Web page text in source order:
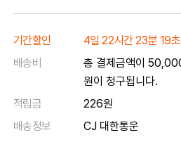
기간할인
4일 22시간 23분 19초
배송비
총 결제금액이
원이 청구됩니다.
적립금
226원
배송정보
CJ 대한통운